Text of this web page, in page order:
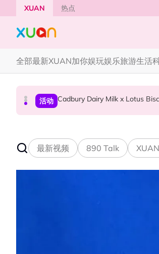
Skip to main content
XUAN 热点
全部最新XUAN加你娱玩娱乐旅游生活
国际星闻 Tom Holland “Spiderman”
活动 Cadbury Dairy Milk x Lotus
本地星闻 Henn国贤 “Aunty Henn 脱
最新视频 890 Talk